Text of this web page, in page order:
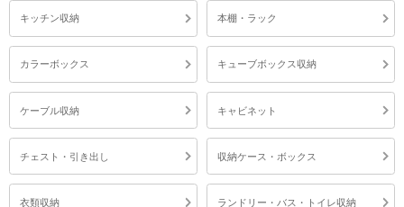
キッチン収納 本棚・ラック
カラーボックス キューブボックス収納
ケーブル収納 キャビネット
チェスト・引き出し 収納ケース・ボックス
衣類収納 ランドリー・バス・トイレ収納